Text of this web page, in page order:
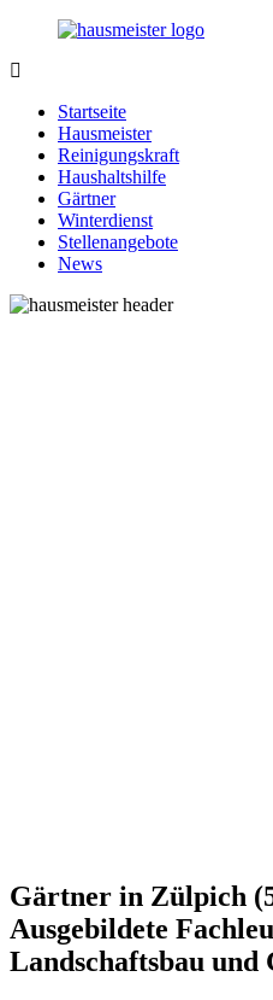
Zurück
Inhalt
Hausmeister.de
rund
Ihren
Haushalt
Startseite
Hausmeister
Reinigungskraft
Haushaltshilfe
Gärtner
Winterdienst
Stellenangebote
News
Gärtner in Zülpich
Ausgebildete
Landschaftsbau und